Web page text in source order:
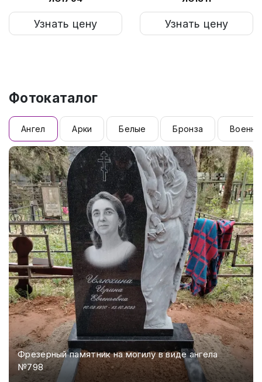
Узнать цену Узнать цену
Фотокаталог
Ангел Арки Белые Бронза
Фрезерный памятник на могилу в виде ангела
№798